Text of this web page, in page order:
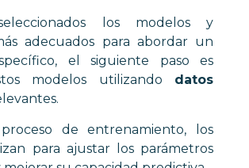
los modelos y
adecuados para abordar un
el siguiente paso es
modelos utilizando datos
de entrenamiento, los
para ajustar los parámetros